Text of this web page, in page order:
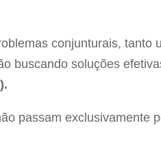
conjunturais, tanto
buscando soluções
passam exclusivamente